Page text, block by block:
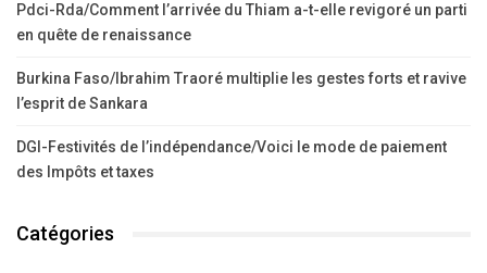
Pdci-Rda/Comment l’arrivée du Thiam a-t-elle revigoré un parti
en quête de renaissance
Burkina Faso/Ibrahim Traoré multiplie les gestes forts et ravive
l’esprit de Sankara
DGI-Festivités de l’indépendance/Voici le mode de paiement
des Impôts et taxes
Catégories